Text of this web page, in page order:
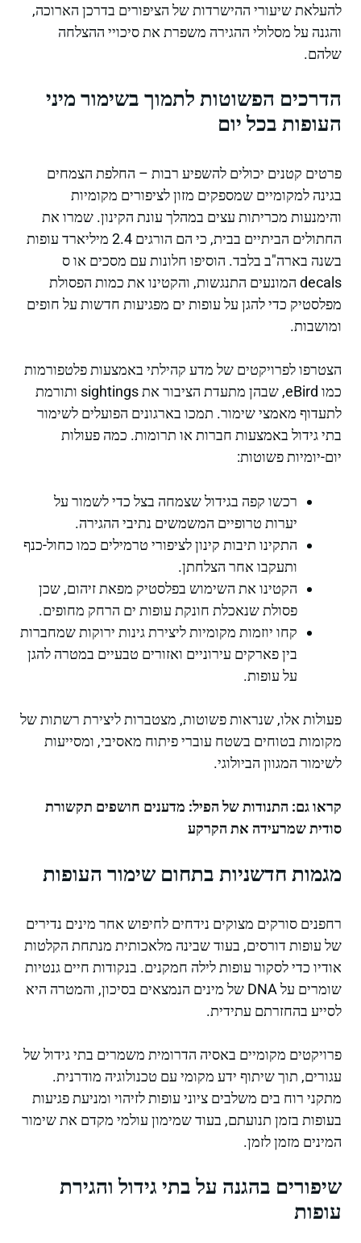
להעלאת שיעורי ההישרדות של הציפורים בדרכן הארוכה,
והגנה על מסלולי ההגירה משפרת את סיכויי ההצלחה
שלהם.
הדרכים הפשוטות לתמוך בשימור מיני
העופות בכל יום
פרטים קטנים יכולים להשפיע רבות – החלפת הצמחים
בגינה למקומיים שמספקים מזון לציפורים מקומיות
והימנעות מכריתות עצים במהלך עונת הקינון. שמרו את
החתולים הביתיים בבית, כי הם הורגים 2.4 מיליארד עופות
בשנה בארה"ב בלבד. הוסיפו חלונות עם מסכים או ס
decals המונעים התנגשות, והקטינו את כמות הפסולת
מפלסטיק כדי להגן על עופות ים מפגיעות חדשות על חופים
ומושבות.
הצטרפו לפרויקטים של מדע קהילתי באמצעות פלטפורמות
כמו eBird, שבהן מתעדת הציבור את sightings ותורמת
לתעדוף מאמצי שימור. תמכו בארגונים הפועלים לשימור
בתי גידול באמצעות חברות או תרומות. כמה פעולות
יום-יומיות פשוטות:
רכשו קפה בגידול שצמחה בצל כדי לשמור על
יערות טרופיים המשמשים נתיבי ההגירה.
התקינו תיבות קינון לציפורי טרמילים כמו כחול-כנף
ותעקבו אחר הצלחתן.
הקטינו את השימוש בפלסטיק מפאת זיהום, שכן
פסולת שנאכלת חונקת עופות ים הרחק מחופים.
קחו יוזמות מקומיות ליצירת גינות ירוקות שמחברות
בין פארקים עירוניים ואזורים טבעיים במטרה להגן
על עופות.
פעולות אלו, שנראות פשוטות, מצטברות ליצירת רשתות של
מקומות בטוחים בשטח עוברי פיתוח מאסיבי, ומסייעות
לשימור המגוון הביולוגי.
קראו גם: התנודות של הפיל: מדענים חושפים תקשורת
סודית שמרעידה את הקרקע
מגמות חדשניות בתחום שימור העופות
רחפנים סורקים מצוקים נידחים לחיפוש אחר מינים נדירים
של עופות דורסים, בעוד שבינה מלאכותית מנתחת הקלטות
אודיו כדי לסקור עופות לילה חמקנים. בנקודות חיים גנטיות
שומרים על DNA של מינים הנמצאים בסיכון, והמטרה היא
לסייע בהחזרתם עתידית.
פרויקטים מקומיים באסיה הדרומית משמרים בתי גידול של
עגורים, תוך שיתוף ידע מקומי עם טכנולוגיה מודרנית.
מתקני רוח בים משלבים ציוני עופות לזיהוי ומניעת פגיעות
בעופות בזמן תנועתם, בעוד שמימון עולמי מקדם את שימור
המינים מזמן לזמן.
שיפורים בהגנה על בתי גידול והגירת
עופות